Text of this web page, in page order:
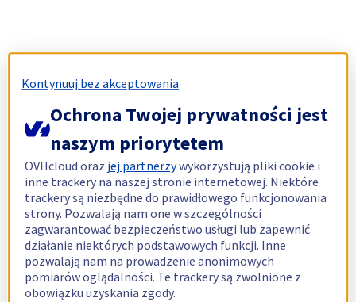
Kontynuuj bez akceptowania
Ochrona Twojej prywatności jest
naszym priorytetem
OVHcloud oraz jej partnerzywykorzystują pliki cookie i
inne trackery na naszej stronie internetowej. Niektóre
trackery są niezbędne do prawidłowego funkcjonowania
strony. Pozwalają nam one w szczególności
zagwarantować bezpieczeństwo usługi lub zapewnić
działanie niektórych podstawowych funkcji. Inne
pozwalają nam na prowadzenie anonimowych
pomiarów oglądalności. Te trackery są zwolnione z
obowiązku uzyskania zgody.